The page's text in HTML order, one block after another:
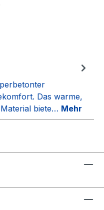
Das warme,
biete… Mehr